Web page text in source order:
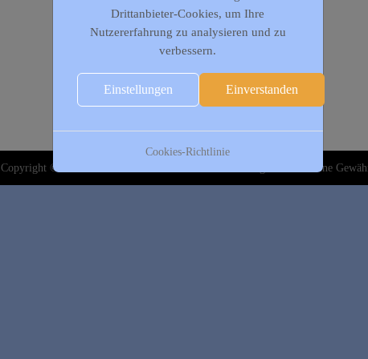
Copyright © 2020-2026 DJK Gillrath 1911 e. V. Alle Angaben sind ohne
Drittanbieter-Cookies, um Ihre
Nutzererfahrung zu analysieren und zu
verbessern.
Einstellungen Einverstanden
Cookies-Richtlinie